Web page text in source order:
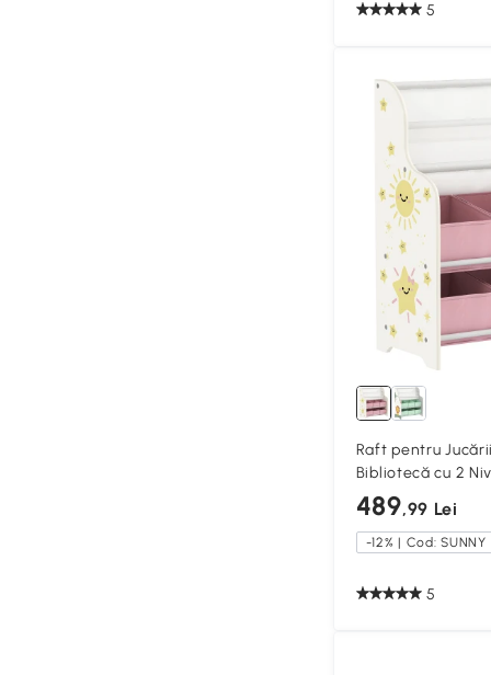
5
Raft pentru
Bibliotecă cu 2
489,99 Lei
-12% | Cod: SUNNY
5